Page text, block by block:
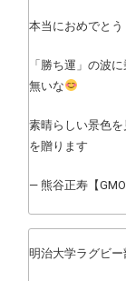
本当におめでとう
「勝ち運」の波
無いな
素晴らしい景色
を贈ります
— 熊谷正寿【
明治大学ラグビー